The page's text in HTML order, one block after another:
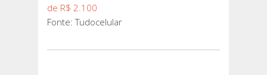
de R$ 2.100
Fonte: Tudocelular